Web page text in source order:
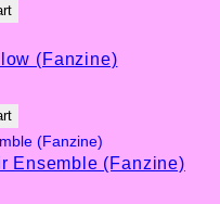
(Fanzine)
Ensemble (Fanzine)